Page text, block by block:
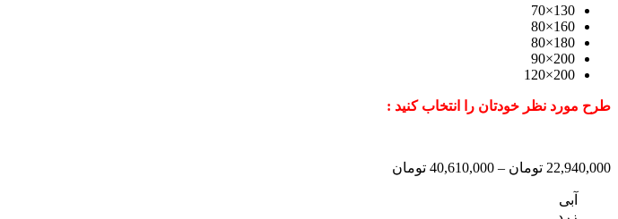
130×70
160×80
180×80
200×90
200×120
طرح مورد نظر خودتان را انتخاب کنید :
22,940,000 تومان –
40,610,000 تومان
آبی